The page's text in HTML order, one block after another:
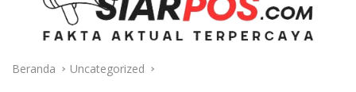
Beranda Uncategorized